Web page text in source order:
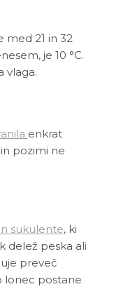
med 21 in 32
je 10 °C.
vlaga.
enkrat
pozimi ne
sukulente, ki
delež peska ali
preveč
lonec postane